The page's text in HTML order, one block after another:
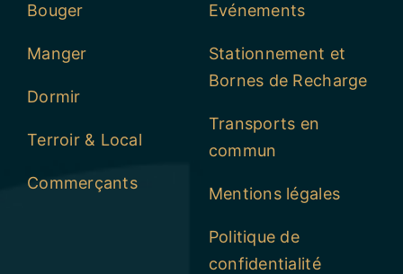
Bouger
Manger
Dormir
Terroir & Local
Commerçants
Evénements
Stationnement et
Bornes de Recharge
Transports en
commun
Mentions légales
Politique de
confidentialité